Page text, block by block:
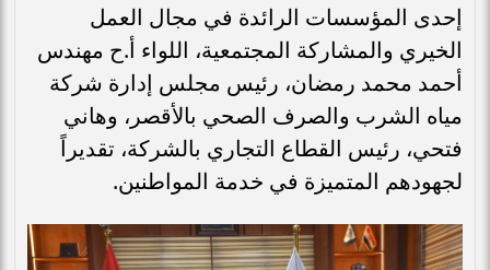
إحدى المؤسسات الرائدة في مجال العمل
الخيري والمشاركة المجتمعية، اللواء أ.ح مهندس
أحمد محمد رمضان، رئيس مجلس إدارة شركة
مياه الشرب والصرف الصحي بالأقصر، وهاني
فتحي، رئيس القطاع التجاري بالشركة، تقديراً
لجهودهم المتميزة في خدمة المواطنين.